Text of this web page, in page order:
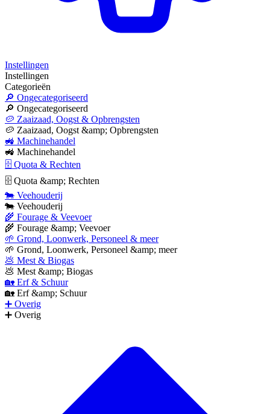
Instellingen
Instellingen
Categorieën
🔎 Ongecategoriseerd
🔎 Ongecategoriseerd
🥔 Zaaizaad, Oogst & Opbrengsten
🥔 Zaaizaad, Oogst &amp; Opbrengsten
🚜 Machinehandel
🚜 Machinehandel
🗄 Quota & Rechten
🗄 Quota &amp; Rechten
🐄 Veehouderij
🐄 Veehouderij
🌾 Fourage & Veevoer
🌾 Fourage &amp; Veevoer
🌱 Grond, Loonwerk, Personeel & meer
🌱 Grond, Loonwerk, Personeel &amp; meer
💩 Mest & Biogas
💩 Mest &amp; Biogas
🏡 Erf & Schuur
🏡 Erf &amp; Schuur
➕ Overig
➕ Overig